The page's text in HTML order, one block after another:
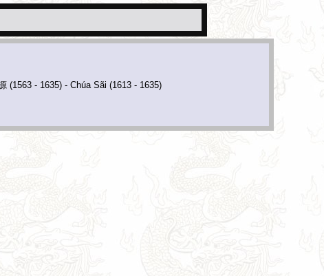
(1563 - 1635) - Chúa Sãi (1613 - 1635)